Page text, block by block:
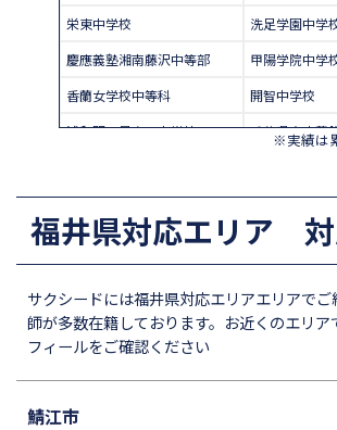
栄東中学校
洗足学園中学
慶應義塾湘南藤沢中等部
甲陽学院中学
香蘭女学校中等科
開智中学校
浦和明の星女子中学校
千葉県立東葛
四天王寺中学校
巣鴨中学校
須磨学園中学校
北嶺中学校
東邦大学付属東邦中学校
東京農業大学
等部
帝塚山中学校
※実績は
福井県対応エリア
サクシードには福井県対応エリアエリアで
師が多数在籍しております。お近くのエリア
フィールをご確認ください
鯖江市